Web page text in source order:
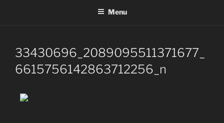
Menu
33430696_2089095511371677_
6615756142863712256_n